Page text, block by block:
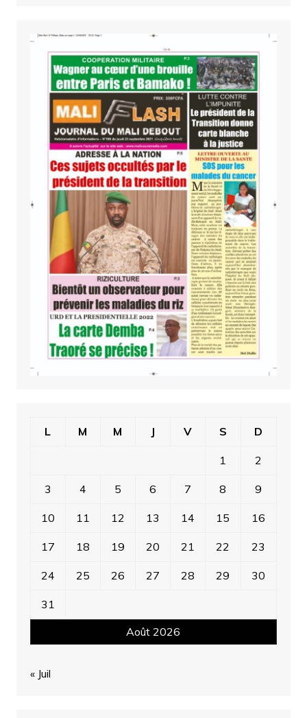
Août 2026
L M M J V S D
1 2
3 4 5 6 7 8 9
10 11 12 13 14 15 16
17 18 19 20 21 22 23
24 25 26 27 28 29 30
31
« Juil